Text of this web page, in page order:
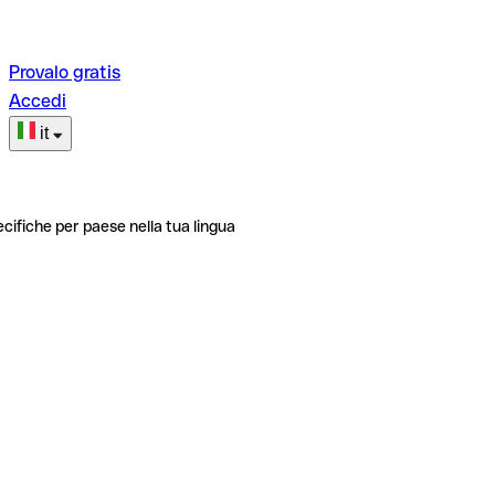
Provalo gratis
Accedi
it
per paese nella tua lingua